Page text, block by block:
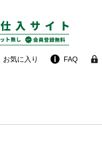
お気に入り FAQ